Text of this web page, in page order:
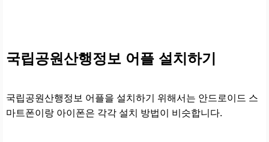
국립공원산행정보 어플 설치하기
국립공원산행정보 어플을 설치하기 위해서는 안드로이드 스
마트폰이랑 아이폰은 각각 설치 방법이 비슷합니다.